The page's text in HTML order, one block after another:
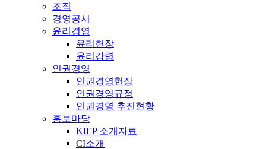
조직
경영공시
윤리경영
윤리헌장
윤리강령
인권경영
인권경영헌장
인권경영규정
인권경영 추진현황
홍보마당
KIEP 소개자료
CI소개